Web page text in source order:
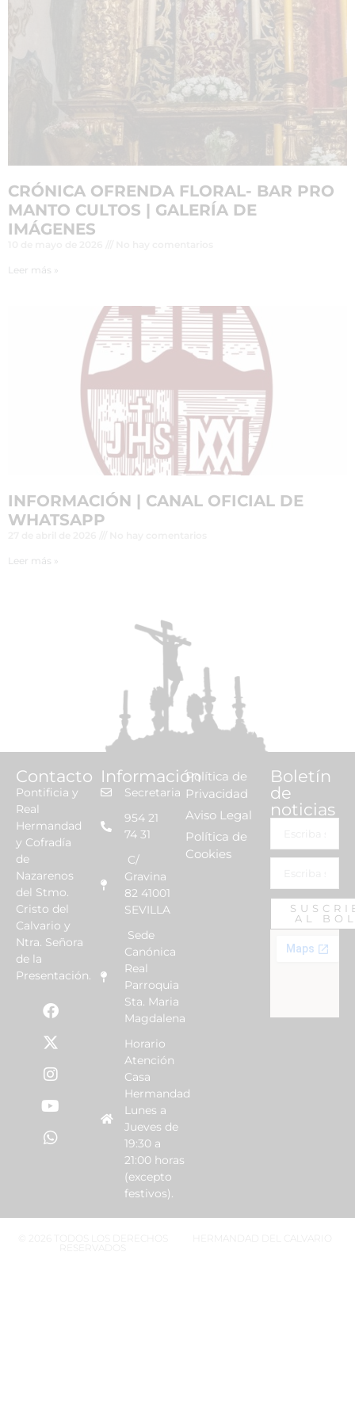
CRÓNICA OFRENDA FLORAL- BAR PRO
MANTO CULTOS | GALERÍA DE
IMÁGENES
Leer más »
INFORMACIÓN | CANAL OFICIAL DE
WHATSAPP
Leer más »
Contacto
Pontificia y
Real
Hermandad
y Cofradía
de
Nazarenos
del Stmo.
Cristo del
Calvario y
Ntra. Señora
de la
Presentación.
Información
Secretaria
954 21
74 31
C/
Gravina
82 41001
SEVILLA
Sede
Canónica
Real
Parroquia
Sta. Maria
Magdalena
Horario
Atención
Casa
Hermandad
Lunes a
Jueves de
19:30 a
21:00 horas
(excepto
festivos).
Política de
Privacidad
Aviso Legal
Política de
Cookies
Boletín
de
noticias
AL
HERMANDAD DEL CALVARIO